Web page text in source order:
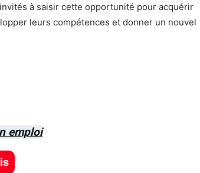
à saisir cette opportunité pour acquérir
leurs compétences et donner un nouvel
emploi